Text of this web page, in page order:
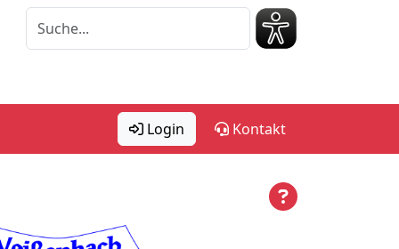
Login Kontakt